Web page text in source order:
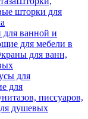
шторки для
для ванной и
для мебели в
для ванн,
для
для
писсуаров,
душевых